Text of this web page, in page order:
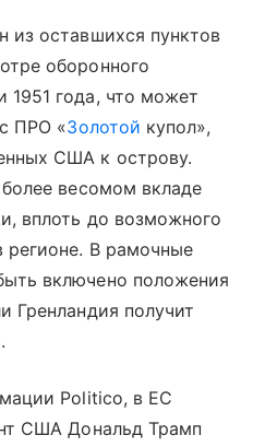
из оставшихся пунктов
оборонного
года, что может
ПРО «Золотой купол»,
США к острову.
весомом вкладе
вплоть до возможного
В рамочные
включено положения
Гренландия получит
Politico, в ЕС
США Дональд Трамп